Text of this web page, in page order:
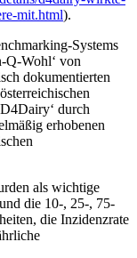
mit.html).
Systems
Q-Wohl‘ von
dokumentierten
durch
erhobenen
als wichtige
die 10-, 25-, 75-
die Inzidenzrate